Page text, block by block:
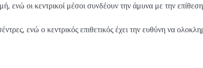
ενώ οι κεντρικοί μέσοι συνδέουν την άμυνα με την
ενώ ο κεντρικός επιθετικός έχει την ευθύνη να